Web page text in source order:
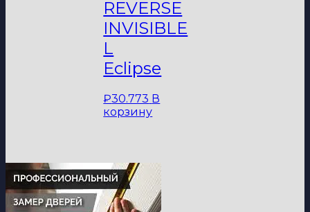
REVERSE
INVISIBLE
L
Eclipse
₽30.773 В
корзину